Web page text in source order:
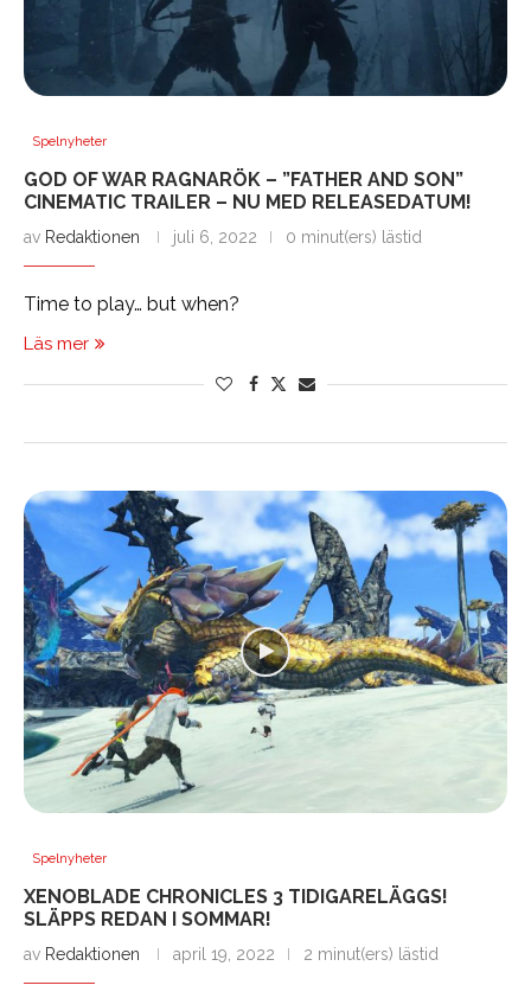
Spelnyheter
GOD OF WAR RAGNARÖK – ”FATHER AND SON”
CINEMATIC TRAILER – NU MED RELEASEDATUM!
av Redaktionen juli 6, 2022 0 minut(ers) lästid
Time to play… but when?
Läs mer
Spelnyheter
XENOBLADE CHRONICLES 3 TIDIGARELÄGGS!
SLÄPPS REDAN I SOMMAR!
av Redaktionen april 19, 2022 2 minut(ers) lästid